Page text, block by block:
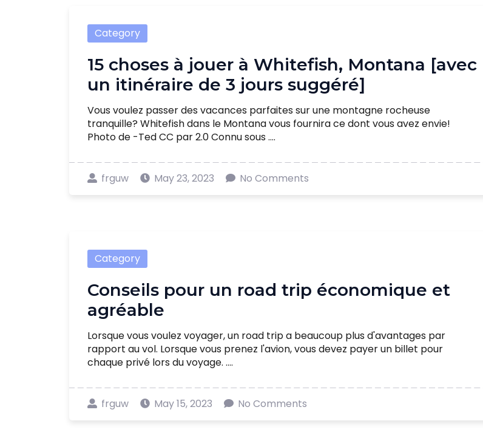
Category
15 choses à jouer à Whitefish, Montana [avec
un itinéraire de 3 jours suggéré]
Vous voulez passer des vacances parfaites sur une montagne rocheuse
tranquille? Whitefish dans le Montana vous fournira ce dont vous avez envie!
Photo de -Ted CC par 2.0 Connu sous ....
frguw May 23, 2023 No Comments
Category
Conseils pour un road trip économique et
agréable
Lorsque vous voulez voyager, un road trip a beaucoup plus d'avantages par
rapport au vol. Lorsque vous prenez l'avion, vous devez payer un billet pour
chaque privé lors du voyage. ....
frguw May 15, 2023 No Comments